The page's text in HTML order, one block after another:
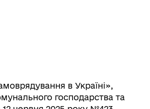
в Україні»,
господарства та